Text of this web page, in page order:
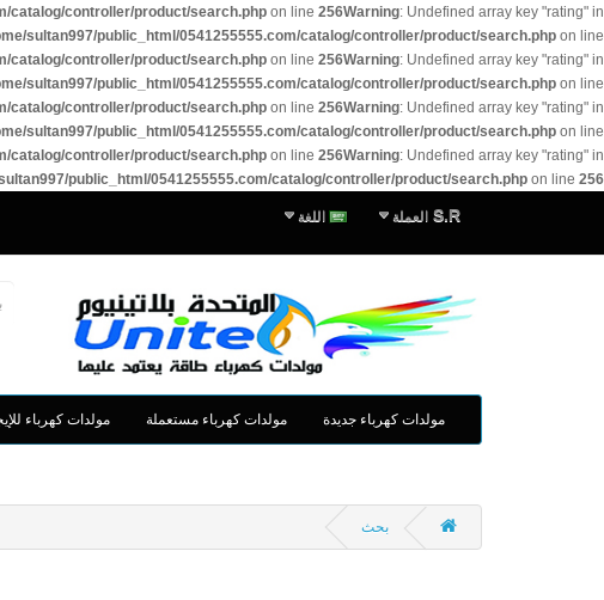
catalog/controller/product/search.php on line 256Warning: Undefined array key "rating" in
sultan997/public_html/0541255555.com/catalog/controller/product/search.php on line
catalog/controller/product/search.php on line 256Warning: Undefined array key "rating" in
sultan997/public_html/0541255555.com/catalog/controller/product/search.php on line
catalog/controller/product/search.php on line 256Warning: Undefined array key "rating" in
sultan997/public_html/0541255555.com/catalog/controller/product/search.php on line
catalog/controller/product/search.php on line 256Warning: Undefined array key "rating" in
public_html/0541255555.com/catalog/controller/product/search.php on line 256
S.R العملة اللغة
مولدات كهرباء جديدة مولدات كهرباء مستعملة مولدات كهرباء
بحث